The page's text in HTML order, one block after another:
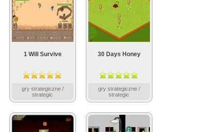
1 Will Survive
gry strategiczne /
strategic
30 Days Honey
gry strategiczne /
strategic